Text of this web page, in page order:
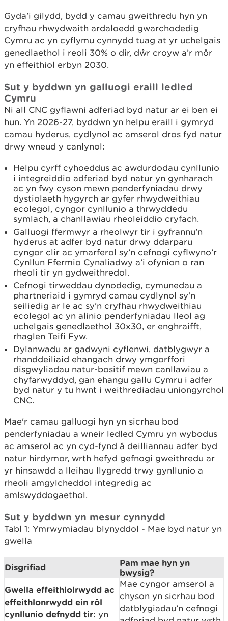
Gyda'i gilydd, bydd y camau gweithredu hyn yn
cryfhau rhwydwaith ardaloedd gwarchodedig
Cymru ac yn cyflymu cynnydd tuag at yr uchelgais
genedlaethol i reoli 30% o dir, dŵr croyw a’r môr
yn effeithiol erbyn 2030.
Sut y byddwn yn galluogi eraill ledled
Cymru
Ni all CNC gyflawni adferiad byd natur ar ei ben ei
hun. Yn 2026-27, byddwn yn helpu eraill i gymryd
camau hyderus, cydlynol ac amserol dros fyd natur
drwy wneud y canlynol:
Helpu cyrff cyhoeddus ac awdurdodau cynllunio
i integreiddio adferiad byd natur yn gynharach
ac yn fwy cyson mewn penderfyniadau drwy
dystiolaeth hygyrch ar gyfer rhwydweithiau
ecolegol, cyngor cynllunio a thrwyddedu
symlach, a chanllawiau rheoleiddio cryfach.
Galluogi ffermwyr a rheolwyr tir i gyfrannu’n
hyderus at adfer byd natur drwy ddarparu
cyngor clir ac ymarferol sy’n cefnogi cyflwyno’r
Cynllun Ffermio Cynaliadwy a’i ofynion o ran
rheoli tir yn gydweithredol.
Cefnogi tirweddau dynodedig, cymunedau a
phartneriaid i gymryd camau cydlynol sy'n
seiliedig ar le ac sy'n cryfhau rhwydweithiau
ecolegol ac yn alinio penderfyniadau lleol ag
uchelgais genedlaethol 30x30, er enghraifft,
rhaglen Teifi Fyw.
Dylanwadu ar gadwyni cyflenwi, datblygwyr a
rhanddeiliaid ehangach drwy ymgorffori
disgwyliadau natur-bositif mewn canllawiau a
chyfarwyddyd, gan ehangu gallu Cymru i adfer
byd natur y tu hwnt i weithrediadau uniongyrchol
CNC.
Mae'r camau galluogi hyn yn sicrhau bod
penderfyniadau a wneir ledled Cymru yn wybodus
ac amserol ac yn cyd-fynd â deilliannau adfer byd
natur hirdymor, wrth hefyd gefnogi gweithredu ar
yr hinsawdd a lleihau llygredd trwy gynllunio a
rheoli amgylcheddol integredig ac
amlswyddogaethol.
Sut y byddwn yn mesur cynnydd
Tabl 1: Ymrwymiadau blynyddol - Mae byd natur yn
gwella
Disgrifiad
Pam mae hyn yn
bwysig?
Gwella effeithiolrwydd ac
effeithlonrwydd ein rôl
cynllunio defnydd tir: yn
Mae cyngor amserol a
chyson yn sicrhau bod
datblygiadau’n cefnogi